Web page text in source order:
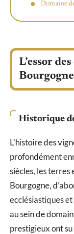
Domaine
L’essor
Bourgogne
Historique
L’histoire des
profondément
siècles, les
Bourgogne,
ecclésiastiques
au sein de
prestigieux ont